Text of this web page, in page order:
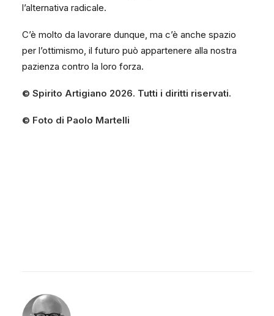
l’alternativa radicale.
C’è molto da lavorare dunque, ma c’è anche spazio
per l’ottimismo, il futuro può appartenere alla nostra
pazienza contro la loro forza.
© Spirito Artigiano 2026. Tutti i diritti riservati.
© Foto di Paolo Martelli